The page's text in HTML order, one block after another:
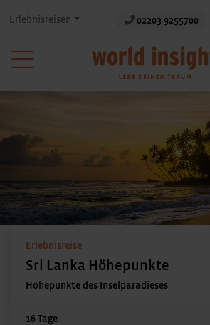
Erlebnisreisen 02203 9255700
Erlebnisreise
Sri Lanka Höhepunkte
Höhepunkte des Inselparadieses
16 Tage